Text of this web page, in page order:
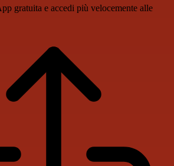
gratuita e accedi più velocemente alle